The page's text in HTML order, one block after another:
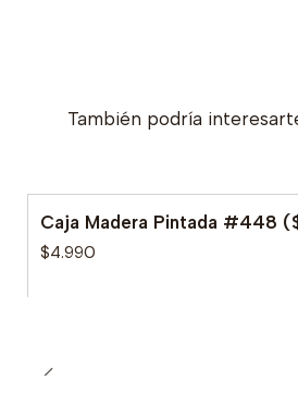
También podría
Caja Madera Pintada #448
$4.990